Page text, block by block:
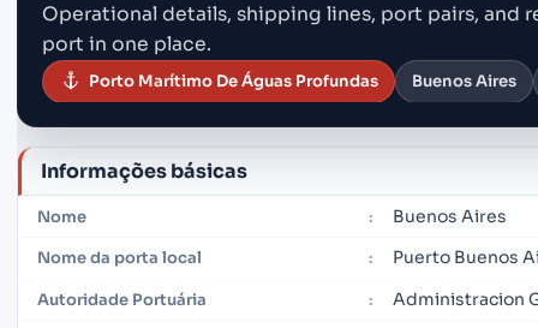
Operational details, shipping lines, port pairs, and
port in one place.
Porto Marítimo De Águas Profundas Buenos Aires
Informações básicas
Nome : Buenos Aires
Nome da porta local : Puerto Buenos
Autoridade Portuária : Administracion